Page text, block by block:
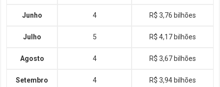
Junho 4 R$ 3,76 bilhões
Julho 5 R$ 4,17 bilhões
Agosto 4 R$ 3,67 bilhões
Setembro 4 R$ 3,94 bilhões